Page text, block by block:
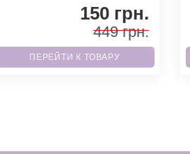
150 грн.
449 грн.
ПЕРЕЙТИ К ТОВАРУ